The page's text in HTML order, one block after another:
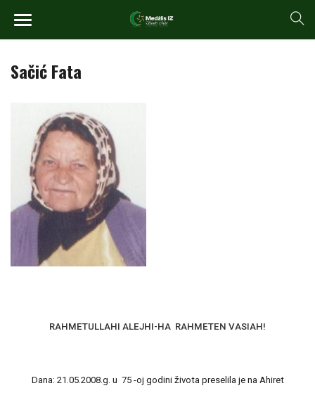
Sačić Fata
RAHMETULLAHI ALEJHI-HA RAHMETEN VASIAH!
Dana: 21.05.2008.g. u 75 -oj godini života preselila je na Ahiret